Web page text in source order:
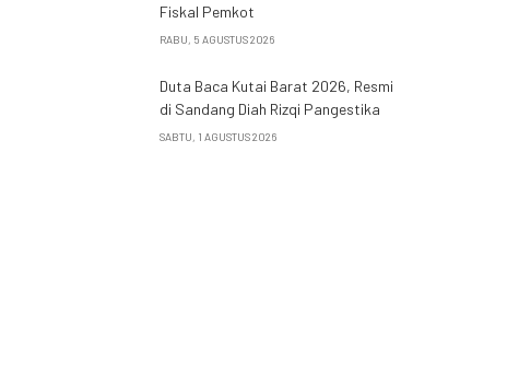
Fiskal Pemkot
RABU, 5 AGUSTUS 2026
Duta Baca Kutai Barat 2026, Resmi
di Sandang Diah Rizqi Pangestika
SABTU, 1 AGUSTUS 2026